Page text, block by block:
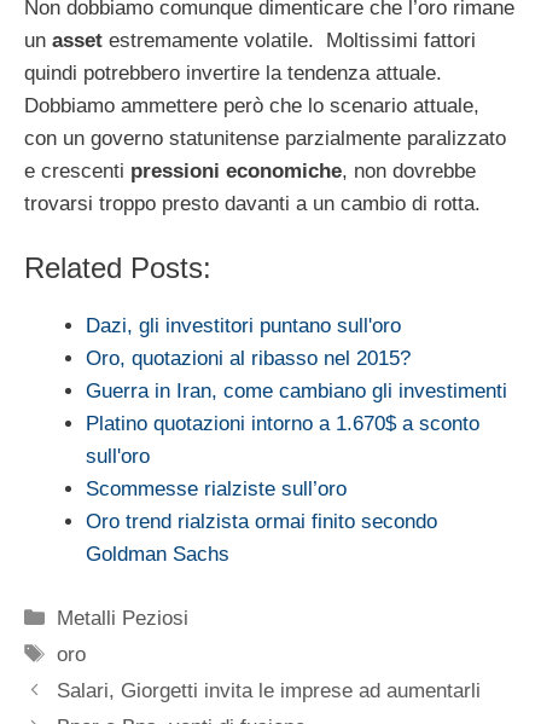
Non dobbiamo comunque dimenticare che l’oro rimane
un asset estremamente volatile. Moltissimi fattori
quindi potrebbero invertire la tendenza attuale.
Dobbiamo ammettere però che lo scenario attuale,
con un governo statunitense parzialmente paralizzato
e crescenti pressioni economiche, non dovrebbe
trovarsi troppo presto davanti a un cambio di rotta.
Related Posts:
Dazi, gli investitori puntano sull'oro
Oro, quotazioni al ribasso nel 2015?
Guerra in Iran, come cambiano gli investimenti
Platino quotazioni intorno a 1.670$ a sconto
sull'oro
Scommesse rialziste sull’oro
Oro trend rialzista ormai finito secondo
Goldman Sachs
Categorie
Metalli Peziosi
Tag
oro
Salari, Giorgetti invita le imprese ad aumentarli